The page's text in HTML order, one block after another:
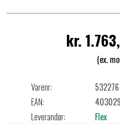
kr.
(ex.
Varenr:
532276
EAN:
Leverandør:
Flex